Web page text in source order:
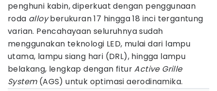
penghuni kabin, diperkuat dengan penggunaan
roda alloyberukuran 17 hingga 18 inci tergantung
varian. Pencahayaan seluruhnya sudah
menggunakan teknologi LED, mulai dari lampu
utama, lampu siang hari (DRL), hingga lampu
belakang, lengkap dengan fiturActive Grille
System(AGS) untuk optimasi aerodinamika.